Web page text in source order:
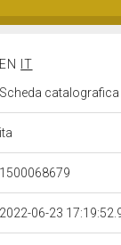
EN
IT
Scheda
ita
1500068679
2022-06-23